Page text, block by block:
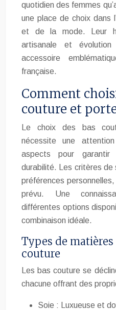
quotidien des femmes
une place de choix dans
et de la mode. Leur
artisanale et
accessoire
française.
Comment
couture et
Le choix des bas
nécessite une
aspects pour
durabilité. Les critères de
préférences
prévu. Une
différentes options
combinaison idéale.
Types de
couture
Les bas couture se
chacune offrant des
Soie : Luxueuse et